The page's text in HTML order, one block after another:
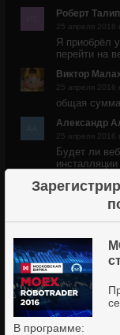
В программе:
Роберт
25 апреля 2016
Я приобрёл
перейти на
Виктор
25 апреля 2016
общая
Александр
25 апреля 2016
Будет ли
Александр
25 апреля 2016
В финаме
Андрей
25 апреля 2016
В глаза
нём
Владимир
25 апреля 2016